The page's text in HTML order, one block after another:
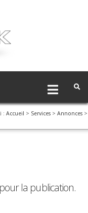
: Accueil > Services > Annonces >
pour la publication.